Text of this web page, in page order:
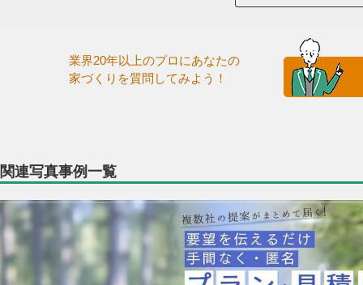
業界20年以上のプロにあなたの
家づくりを質問してみよう！
関連写真事例一覧